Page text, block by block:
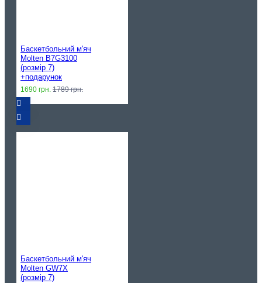
Баскетбольний м'яч
Molten B7G3100
(розмір 7)
+подарунок
1690 грн. 1789 грн.
Баскетбольний м'яч
Molten GW7X
(розмір 7)